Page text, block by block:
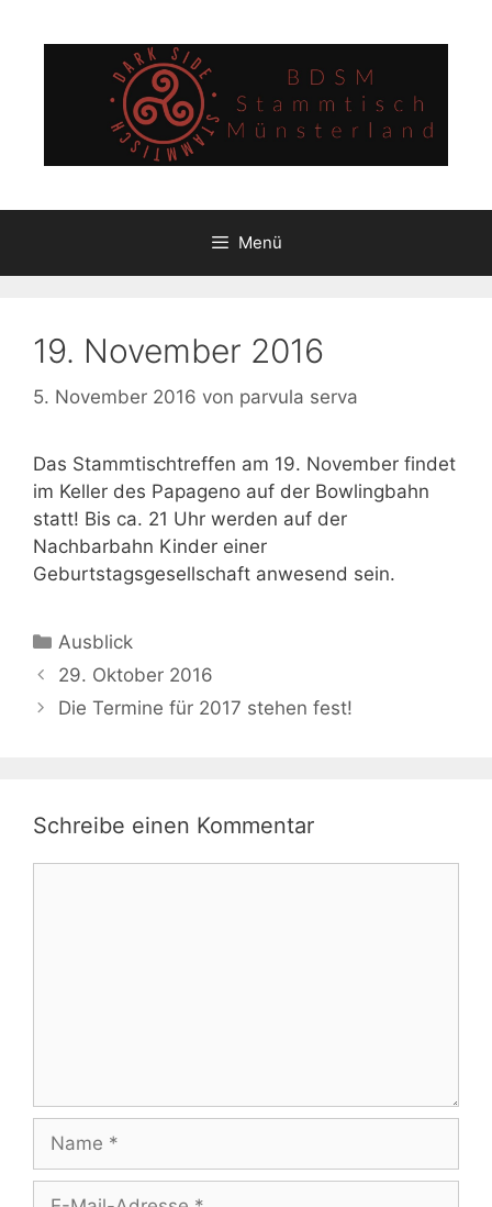
Inhalt
Menü
19. November 2016
5. November 2016 von parvula serva
Das Stammtischtreffen am 19. November findet
im Keller des Papageno auf der Bowlingbahn
statt! Bis ca. 21 Uhr werden auf der
Nachbarbahn Kinder einer
Geburtstagsgesellschaft anwesend sein.
Kategorien
Ausblick
29. Oktober 2016
Die Termine für 2017 stehen fest!
Schreibe einen Kommentar